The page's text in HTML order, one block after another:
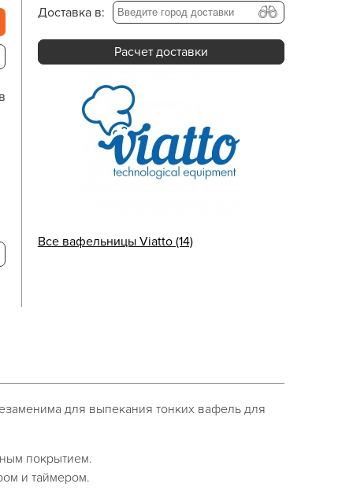
Доставка в:
Расчет доставки
Все вафельницы Viatto (14)
для выпекания тонких вафель для
покрытием.
и таймером.